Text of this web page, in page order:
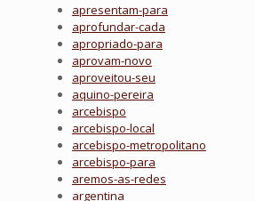
apresentam-para
aprofundar-cada
apropriado-para
aprovam-novo
aproveitou-seu
aquino-pereira
arcebispo
arcebispo-local
arcebispo-metropolitano
arcebispo-para
aremos-as-redes
argentina